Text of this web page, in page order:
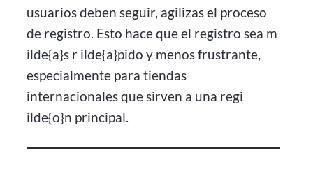
usuarios deben seguir, agilizas el proceso
de registro. Esto hace que el registro sea m
ilde{a}s r ilde{a}pido y menos frustrante,
especialmente para tiendas
internacionales que sirven a una regi
ilde{o}n principal.